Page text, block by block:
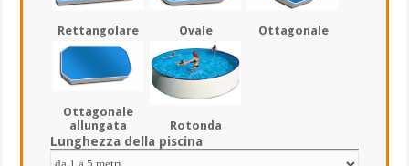
Rettangolare Ovale Ottagonale
Ottagonale
allungata
Rotonda
Lunghezza della piscina